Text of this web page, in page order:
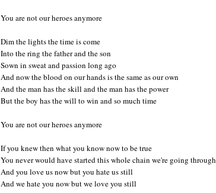
You are not our heroes anymore
Dim the lights the time is come
Into the ring the father and the son
Sown in sweat and passion long ago
And now the blood on our hands is the same as our own
And the man has the skill and the man has the power
But the boy has the will to win and so much time
You are not our heroes anymore
If you knew then what you know now to be true
You never would have started this whole chain we're going through
And you love us now but you hate us still
And we hate you now but we love you still